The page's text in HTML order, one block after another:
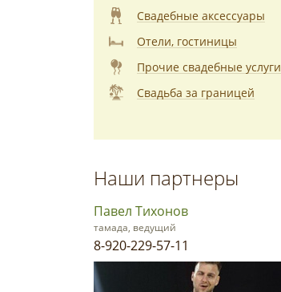
Свадебные аксессуары
Отели, гостиницы
Прочие свадебные услуги
Свадьба за границей
Наши партнеры
Павел Тихонов
тамада, ведущий
8-920-229-57-11